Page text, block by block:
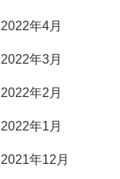
2022年4月
2022年3月
2022年2月
2022年1月
2021年12月